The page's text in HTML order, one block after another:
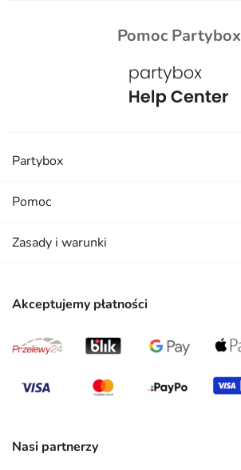
Pomoc Partybox
Akceptujemy płatności
Nasi partnerzy
Partybox
Pomoc
Zasady i warunki